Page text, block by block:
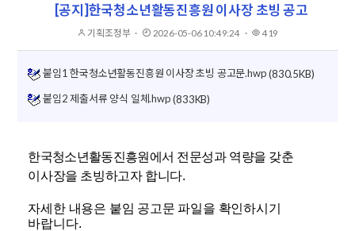
[공지]한국청소년활동진흥원 이사장 초빙 공고
작성자
기획조정부 · 게시일
2026-05-06 10:49:24 · 조회
419
붙임1 한국청소년활동진흥원 이사장 초빙 공고문.hwp(830.5KB)
붙임2 제출서류 양식 일체.hwp(833KB)
한국청소년활동진흥원에서 전문성과 역량을 갖춘
이사장을 초빙하고자 합니다.
자세한 내용은 붙임 공고문 파일을 확인하시기
바랍니다.